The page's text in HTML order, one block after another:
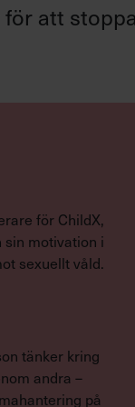
att
för ChildX,
motivation i
sexuellt våld.
tänker kring
andra –
på